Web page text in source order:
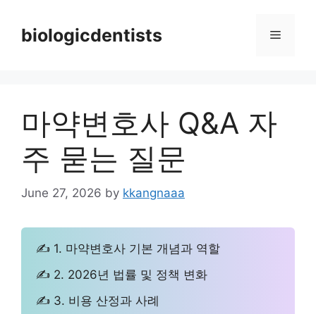
contentbiologicdentists Menu
마약변호사 Q&A 자
주 묻는 질문
June 27, 2026 by kkangnaaa
✍ 1. 마약변호사 기본 개념과 역할
✍ 2. 2026년 법률 및 정책 변화
✍ 3. 비용 산정과 사례